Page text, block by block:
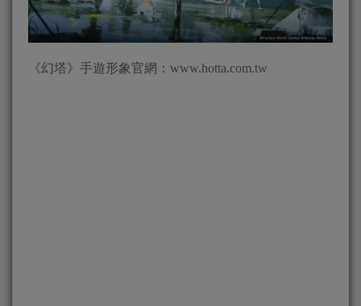
《幻塔》手遊形象官網：www.hotta.com.tw